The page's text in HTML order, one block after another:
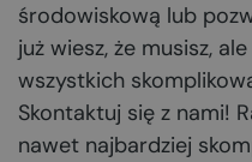
środowiskową lub
już wiesz, że musisz,
wszystkich
Skontaktuj się z nami!
nawet najbardziej